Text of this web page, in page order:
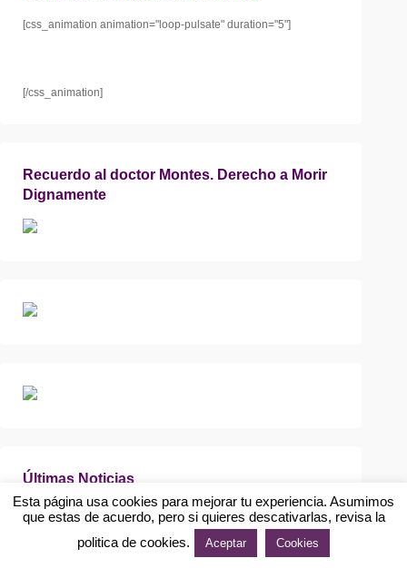
[css_animation animation="loop-pulsate" duration="5"]
[/css_animation]
Recuerdo al doctor Montes. Derecho a Morir
Dignamente
Últimas Noticias
Merecemos un gobierno progresista que legisle a favor de
la gente: Programa electoral de Unidas Podemos
Elecciones Autonómicas de CyL. 13 de febrero